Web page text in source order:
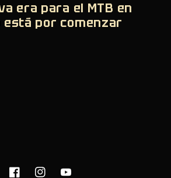
era para el MTB en
está por comenzar